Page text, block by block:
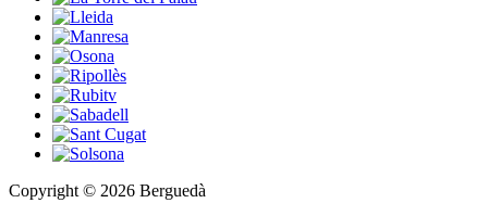
Copyright © 2026 Berguedà